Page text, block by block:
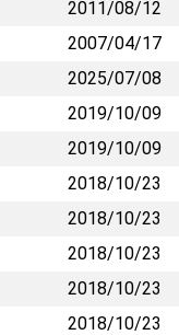
2011/08/12
2007/04/17
2025/07/08
2019/10/09
2019/10/09
2018/10/23
2018/10/23
2018/10/23
2018/10/23
2018/10/23